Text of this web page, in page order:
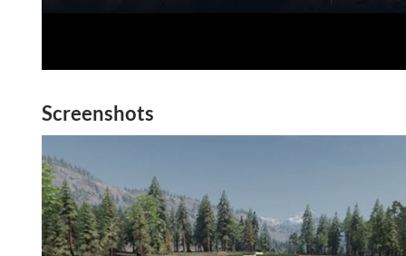
Screenshots